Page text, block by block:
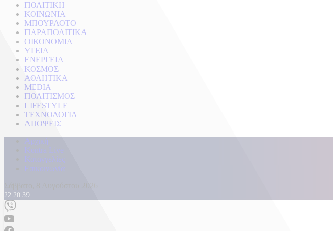
ΠΟΛΙΤΙΚΗ
ΚΟΙΝΩΝΙΑ
ΜΠΟΥΡΛΟΤΟ
ΠΑΡΑΠΟΛΙΤΙΚΑ
ΟΙΚΟΝΟΜΙΑ
ΥΓΕΙΑ
ΕΝΕΡΓΕΙΑ
ΚΟΣΜΟΣ
ΑΘΛΗΤΙΚΑ
MEDIA
ΠΟΛΙΤΙΣΜΟΣ
LIFESTYLE
ΤΕΧΝΟΛΟΓΙΑ
ΑΠΟΨΕΙΣ
Αρχική
Kontra Live
Καταγγελίες
Επικοινωνία
Σάββατο, 8 Αυγούστου 2026
22:20:41